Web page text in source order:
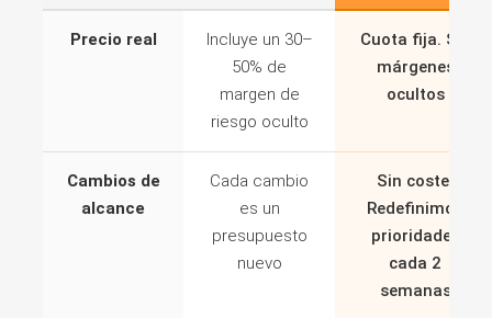
Precio real
Incluye un 30–
50% de
margen de
riesgo oculto
Cuota fija. Sin
márgenes
ocultos
Cambios de
alcance
Cada cambio
es un
presupuesto
nuevo
Sin coste.
Redefinimos
prioridades
cada 2
semanas